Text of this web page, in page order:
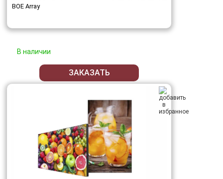
BOE Array
В наличии
ЗАКАЗАТЬ